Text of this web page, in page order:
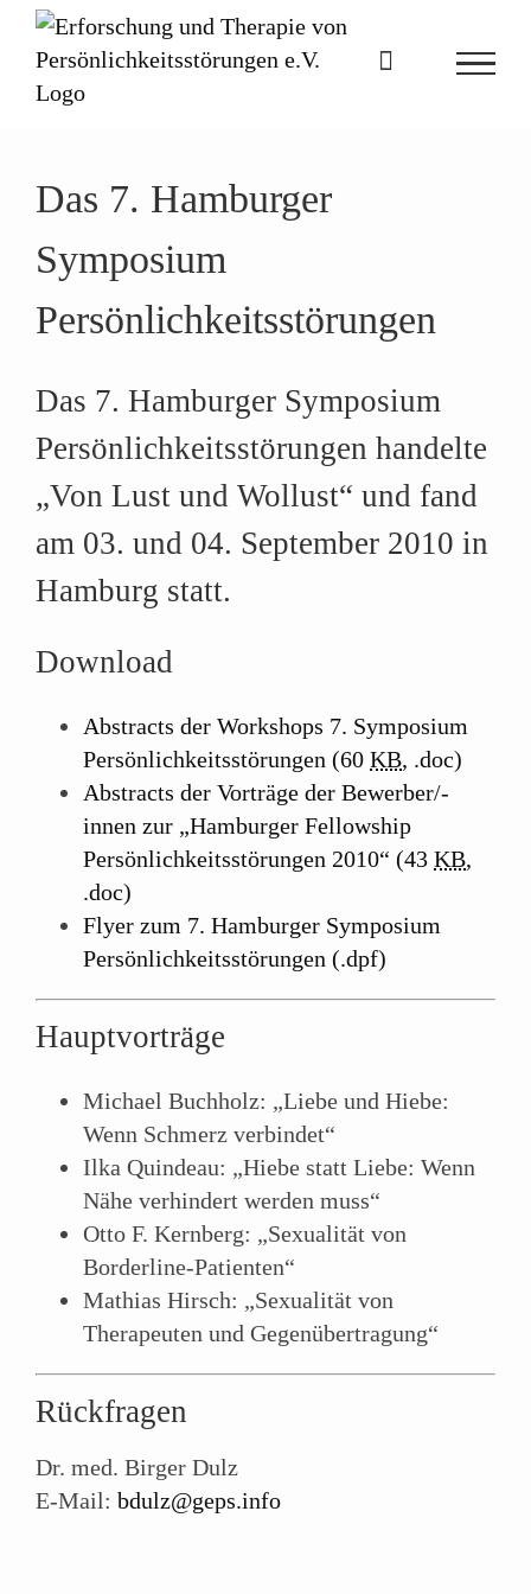
Zum
Inhalt
springen
Das 7. Hamburger
Symposium
Persönlichkeitsstörungen
Das 7. Hamburger Symposium
Persönlichkeitsstörungen handelte
„Von Lust und Wollust“ und fand
am 03. und 04. September 2010 in
Hamburg statt.
Download
Abstracts der Workshops 7. Symposium
Persönlichkeitsstörungen (60 KB, .doc)
Abstracts der Vorträge der Bewerber/-
innen zur „Hamburger Fellowship
Persönlichkeitsstörungen 2010“ (43 KB,
.doc)
Flyer zum 7. Hamburger Symposium
Persönlichkeitsstörungen (.dpf)
Hauptvorträge
Michael Buchholz: „Liebe und Hiebe:
Wenn Schmerz verbindet“
Ilka Quindeau: „Hiebe statt Liebe: Wenn
Nähe verhindert werden muss“
Otto F. Kernberg: „Sexualität von
Borderline-Patienten“
Mathias Hirsch: „Sexualität von
Therapeuten und Gegenübertragung“
Rückfragen
Dr. med. Birger Dulz
E-Mail: bdulz@geps.info